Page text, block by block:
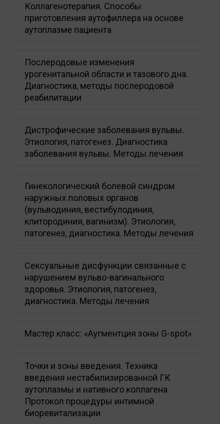
Коллагенотерапия. Способы
приготовления аутофиллера на основе
аутоплазме пациента
Послеродовые изменения
урогенитальной области и тазового дна.
Диагностика, методы послеродовой
реабилитации
Дистрофические заболевания вульвы.
Этиология, патогенез. Диагностика
заболевания вульвы. Методы лечения
Гинекологический болевой синдром
наружных половых органов
(вульводиния, вестибулодиния,
клитородиния, вагинизм). Этиология,
патогенез, диагностика. Методы лечения
Сексуальные дисфункции связанные с
нарушением вульво-вагинального
здоровья. Этиология, патогенез,
диагностика. Методы лечения
Мастер класс: «Аугментция зоны G-spot»
Точки и зоны введения. Техника
введения нестабилизированной ГК
аутоплазмы и нативного коллагена
Протокол процедуры интимной
биоревитализации